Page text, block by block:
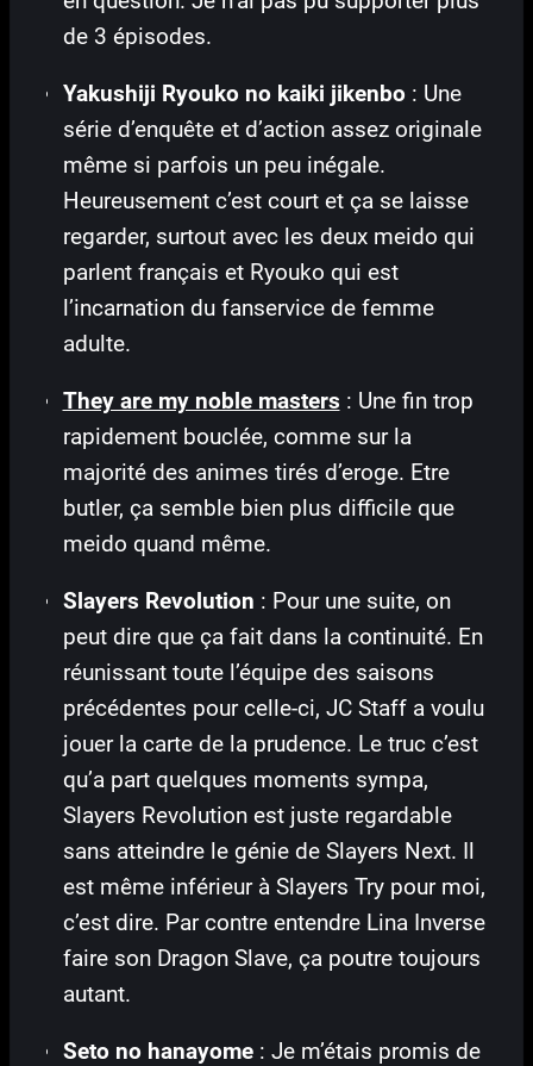
de 3 épisodes.
Yakushiji Ryouko no kaiki jikenbo : Une
série d’enquête et d’action assez originale
même si parfois un peu inégale.
Heureusement c’est court et ça se laisse
regarder, surtout avec les deux meido qui
parlent français et Ryouko qui est
l’incarnation du fanservice de femme
adulte.
They are my noble masters : Une fin trop
rapidement bouclée, comme sur la
majorité des animes tirés d’eroge. Etre
butler, ça semble bien plus difficile que
meido quand même.
Slayers Revolution : Pour une suite, on
peut dire que ça fait dans la continuité. En
réunissant toute l’équipe des saisons
précédentes pour celle-ci, JC Staff a voulu
jouer la carte de la prudence. Le truc c’est
qu’a part quelques moments sympa,
Slayers Revolution est juste regardable
sans atteindre le génie de Slayers Next. Il
est même inférieur à Slayers Try pour moi,
c’est dire. Par contre entendre Lina Inverse
faire son Dragon Slave, ça poutre toujours
autant.
Seto no hanayome: Je m’étais promis de